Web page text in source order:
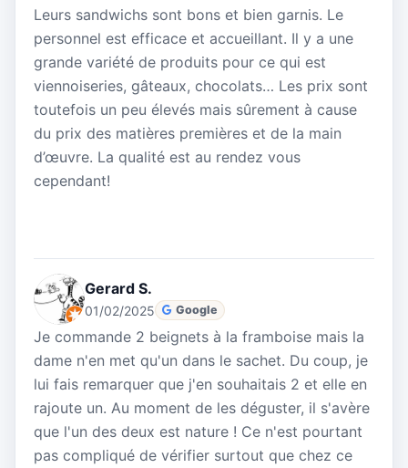
Leurs sandwichs sont bons et bien garnis. Le
personnel est efficace et accueillant. Il y a une
grande variété de produits pour ce qui est
viennoiseries, gâteaux, chocolats… Les prix sont
toutefois un peu élevés mais sûrement à cause
du prix des matières premières et de la main
d’œuvre. La qualité est au rendez vous
cependant!
Gerard S.
01/02/2025 Google
Je commande 2 beignets à la framboise mais la
dame n'en met qu'un dans le sachet. Du coup, je
lui fais remarquer que j'en souhaitais 2 et elle en
rajoute un. Au moment de les déguster, il s'avère
que l'un des deux est nature ! Ce n'est pourtant
pas compliqué de vérifier surtout que chez ce